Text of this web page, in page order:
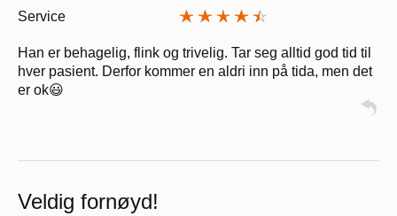
Service
Han er behagelig, flink og trivelig. Tar seg alltid god tid til
hver pasient. Derfor kommer en aldri inn på tida, men det
er ok😃
Veldig fornøyd!